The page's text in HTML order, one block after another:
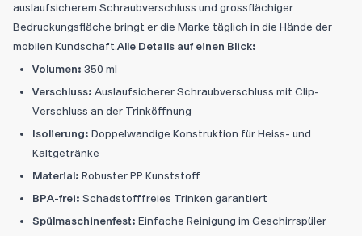
auslaufsicherem Schraubverschluss und grossflächiger
Bedruckungsfläche bringt er die Marke täglich in die Hände der
mobilen Kundschaft.Alle Details auf einen Blick:
Volumen: 350 ml
Verschluss: Auslaufsicherer Schraubverschluss mit Clip-
Verschluss an der Trinköffnung
Isolierung: Doppelwandige Konstruktion für Heiss- und
Kaltgetränke
Material: Robuster PP Kunststoff
BPA-frei: Schadstofffreies Trinken garantiert
Spülmaschinenfest: Einfache Reinigung im Geschirrspüler